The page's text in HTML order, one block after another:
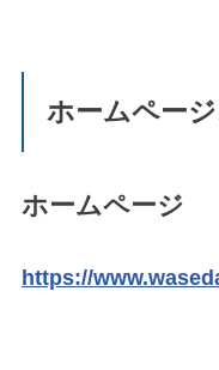
ホームペー
ホームページ
https://